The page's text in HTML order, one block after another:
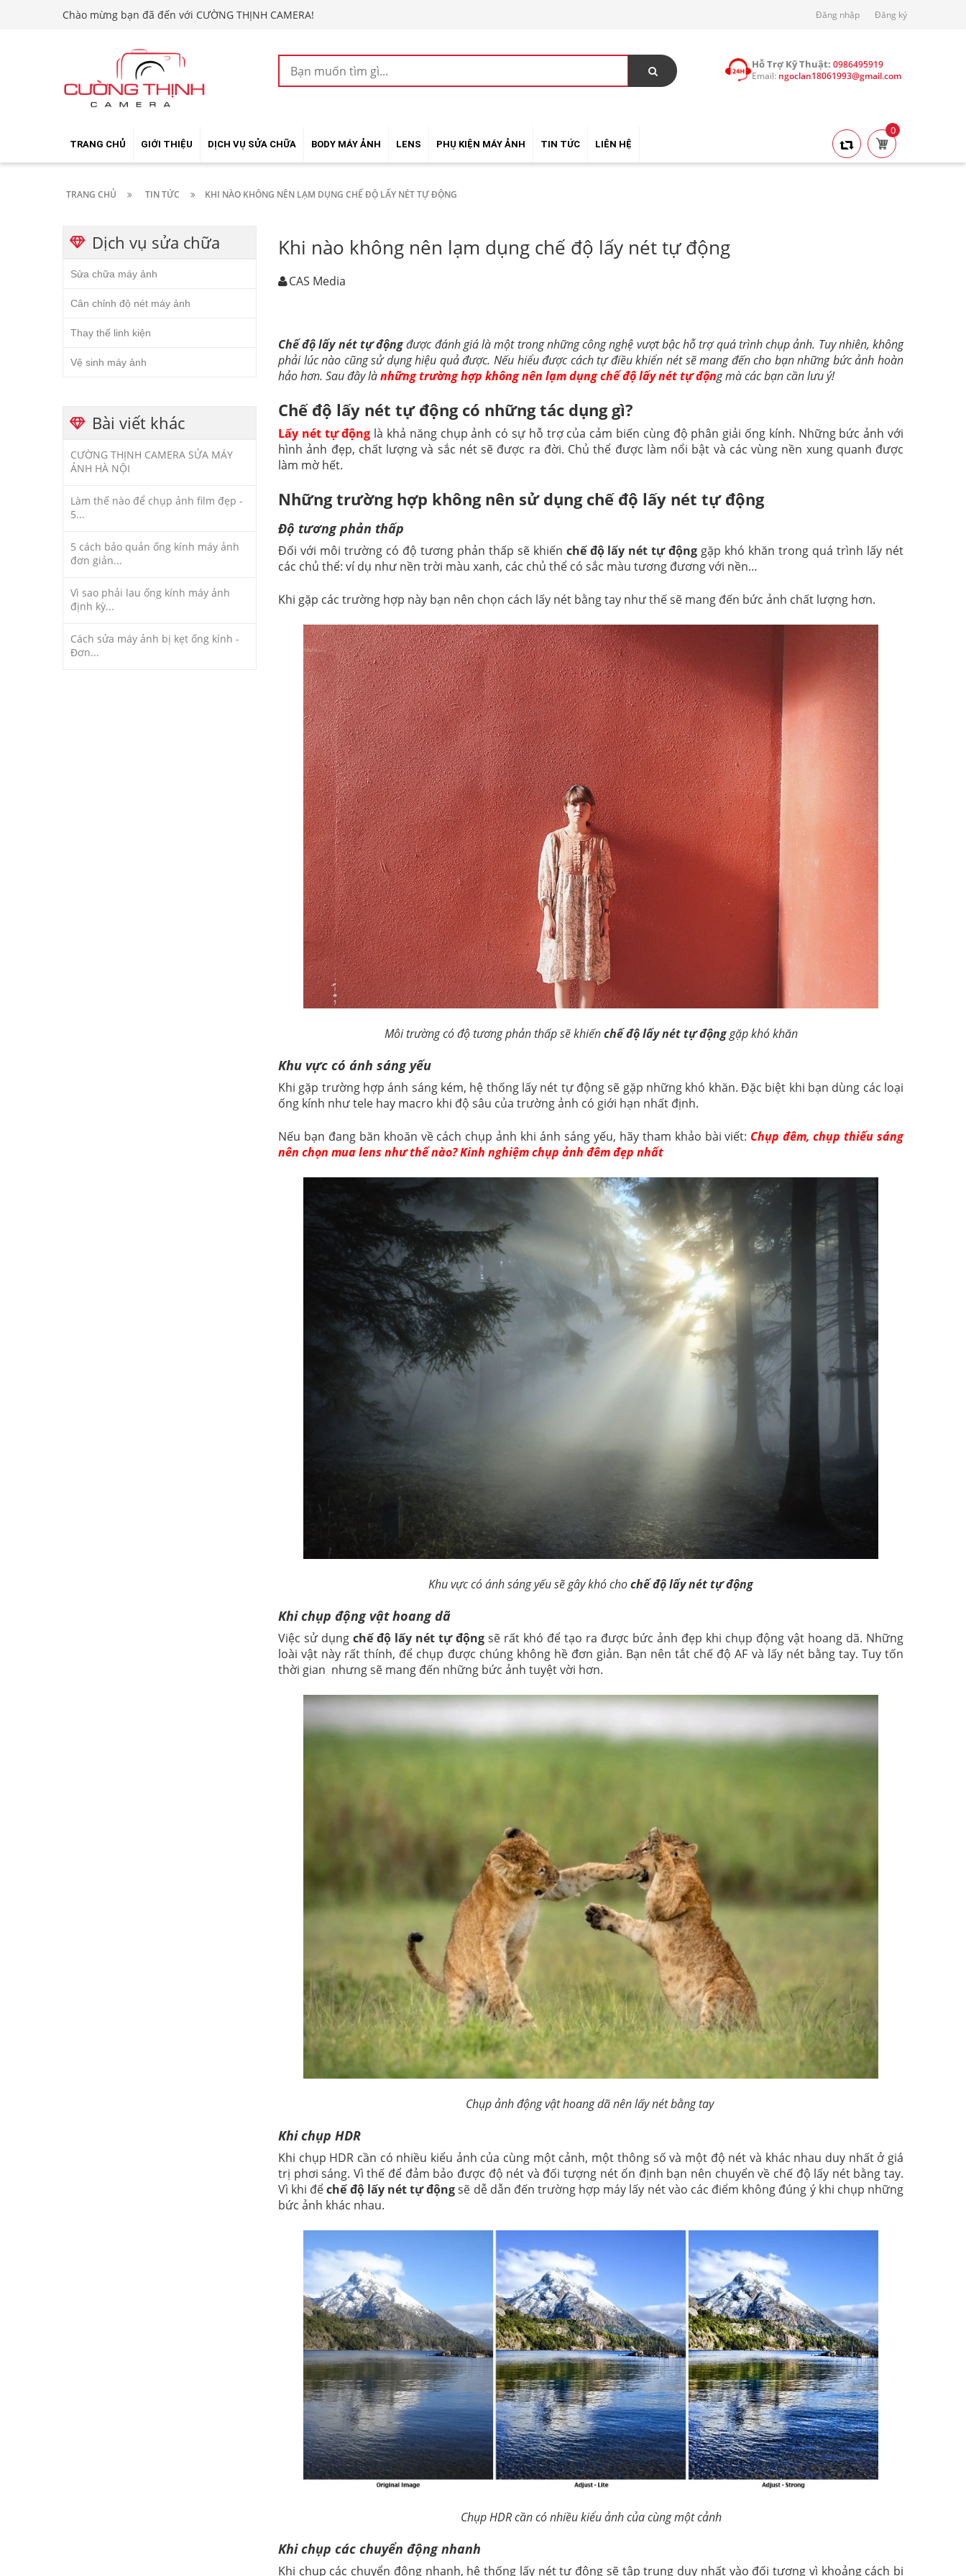
Chào mừng bạn đã đến với CƯỜNG THỊNH CAMERA! Đăng nhập Đăng ký
Hỗ Trợ Kỹ Thuật:0986495919
Email: ngoclan18061993@gmail.com
TRANG CHỦ GIỚI THIỆU DỊCH VỤ SỬA CHỮA BODY MÁY ẢNH LENS PHỤ KIỆN MÁY ẢNH TIN TỨC LIÊN HỆ
0
TRANG CHỦ TIN TỨC KHI NÀO KHÔNG NÊN LẠM DỤNG CHẾ ĐỘ LẤY NÉT TỰ ĐỘNG
Dịch vụ sửa chữa
Sửa chữa máy ảnh
Cân chỉnh độ nét máy ảnh
Thay thế linh kiện
Vệ sinh máy ảnh
Bài viết khác
CƯỜNG THỊNH CAMERA SỬA MÁY
ẢNH HÀ NỘI
Làm thế nào để chụp ảnh film đẹp -
5...
5 cách bảo quản ống kính máy ảnh
đơn giản...
Vì sao phải lau ống kính máy ảnh
định kỳ...
Cách sửa máy ảnh bị kẹt ống kính -
Đơn...
Khi nào không nên lạm dụng chế độ lấy nét tự động
CAS Media
Chế độ lấy nét tự độngđược đánh giá là một trong những công nghệ vượt bậc hỗ trợ quá trình chụp ảnh. Tuy nhiên, không
phải lúc nào cũng sử dụng hiệu quả được. Nếu hiểu được cách tự điều khiển nét sẽ mang đến cho bạn những bức ảnh hoàn
hảo hơn. Sau đây lànhững trường hợp không nên lạm dụng chế độ lấy nét tự động mà các bạn cần lưu ý!
Chế độ lấy nét tự động có những tác dụng gì?
Lấy nét tự động là khả năng chụp ảnh có sự hỗ trợ của cảm biến cùng độ phân giải ống kính. Những bức ảnh với
hình ảnh đẹp, chất lượng và sắc nét sẽ được ra đời. Chủ thể được làm nổi bật và các vùng nền xung quanh được
làm mờ hết.
Những trường hợp không nên sử dụng chế độ lấy nét tự động
Độ tương phản thấp
Đối với môi trường có độ tương phản thấp sẽ khiến chế độ lấy nét tự động gặp khó khăn trong quá trình lấy nét
các chủ thể: ví dụ như nền trời màu xanh, các chủ thể có sắc màu tương đương với nền…
Khi gặp các trường hợp này bạn nên chọn cách lấy nét bằng tay như thế sẽ mang đến bức ảnh chất lượng hơn.
Môi trường có độ tương phản thấp sẽ khiếnchế độ lấy nét tự độnggặp khó khăn
Khu vực có ánh sáng yếu
Khi gặp trường hợp ánh sáng kém, hệ thống lấy nét tự động sẽ gặp những khó khăn. Đặc biệt khi bạn dùng các loại
ống kính như tele hay macro khi độ sâu của trường ảnh có giới hạn nhất định.
Nếu bạn đang băn khoăn về cách chụp ảnh khi ánh sáng yếu, hãy tham khảo bài viết: Chụp đêm, chụp thiếu sáng
nên chọn mua lens như thế nào? Kinh nghiệm chụp ảnh đêm đẹp nhất
Khu vực có ánh sáng yếu sẽ gây khó chochế độ lấy nét tự động
Khi chụp động vật hoang dã
Việc sử dụng chế độ lấy nét tự động sẽ rất khó để tạo ra được bức ảnh đẹp khi chụp động vật hoang dã. Những
loài vật này rất thính, để chụp được chúng không hề đơn giản. Bạn nên tắt chế độ AF và lấy nét bằng tay. Tuy tốn
thời gian nhưng sẽ mang đến những bức ảnh tuyệt vời hơn.
Chụp ảnh động vật hoang dã nên lấy nét bằng tay
Khi chụp HDR
Khi chụp HDR cần có nhiều kiểu ảnh của cùng một cảnh, một thông số và một độ nét và khác nhau duy nhất ở giá
trị phơi sáng. Vì thế để đảm bảo được độ nét và đối tượng nét ổn định bạn nên chuyển về chế độ lấy nét bằng tay.
Vì khi đểchế độ lấy nét tự độngsẽ dễ dẫn đến trường hợp máy lấy nét vào các điểm không đúng ý khi chụp những
bức ảnh khác nhau.
Chụp HDR cần có nhiều kiểu ảnh của cùng một cảnh
Khi chụp các chuyển động nhanh
Khi chụp các chuyển động nhanh, hệ thống lấy nét tự động sẽ tập trung duy nhất vào đối tượng vì khoảng cách bị